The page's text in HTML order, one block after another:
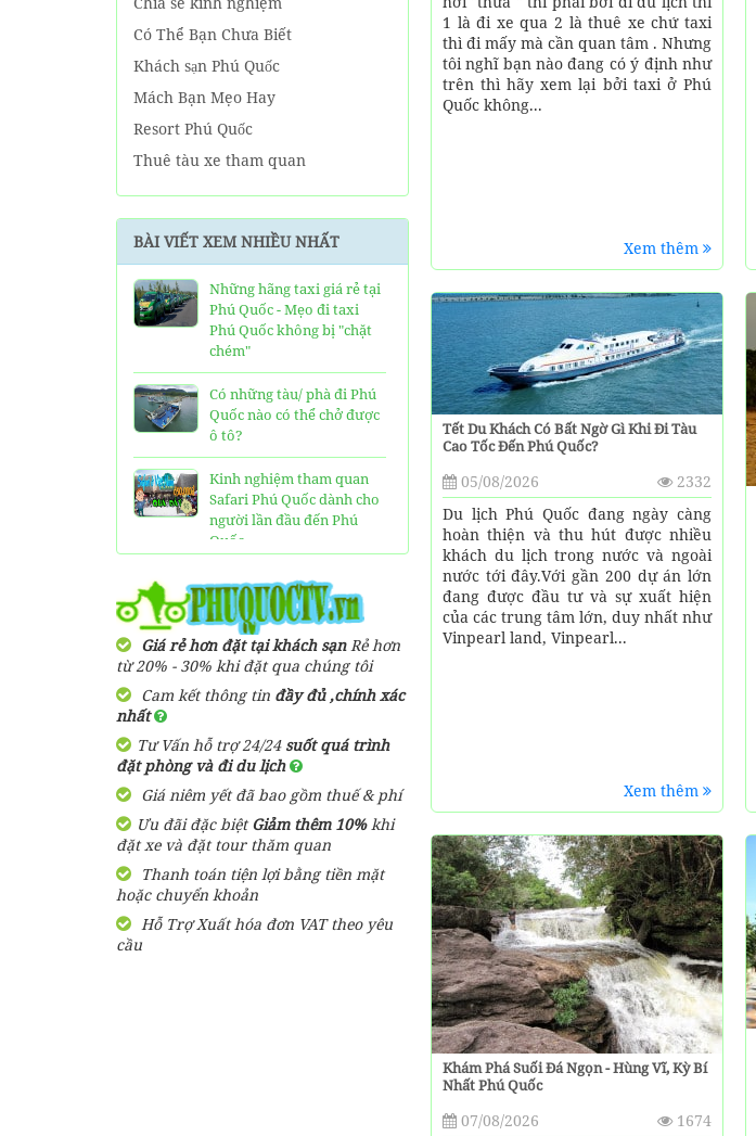
Có Thể Bạn Chưa Biết
Khách sạn Phú Quốc
Mách Bạn Mẹo Hay
Resort Phú Quốc
Thuê tàu xe tham quan
Tin tức Phú Quốc
Về tour Phú Quốc hàng ngày
Về Tour Phú Quốc Trọn Gói
BÀI VIẾT XEM NHIỀU NHẤT
Những hãng taxi giá rẻ tại
Phú Quốc - Mẹo đi taxi
Phú Quốc không bị "chặt
chém"
Có những tàu/ phà đi Phú
Quốc nào có thể chở được
ô tô?
Kinh nghiệm tham quan
Safari Phú Quốc dành cho
người lần đầu đến Phú
Quốc
Tất tần tật thông tin và
đánh giá về resort JW
Marriott Phú Quốc
Những điều cần biết về xe
bus đi Vinpearl Phú Quốc
chơi Vinwonders và Safari
Kinh Nghiệm "Xương
Máu" Khi Đi Tour 3 Đảo
Phú Quốc
Phà cao tốc Thạnh Thới đi
Phú Quốc mất thời gian
bao lâu?
Tổng hợp các nhà xe đi
Giá rẻ hơn đặt tại khách sạnRẻ hơn
từ 20% - 30% khi đặt qua chúng tôi
Cam kết thông tin đầy đủ ,chính xác
nhất
Tư Vấn hỗ trợ 24/24 suốt quá trình
đặt phòng và đi du lịch
Giá niêm yết đã bao gồm thuế & phí
Ưu đãi đặc biệtGiảm thêm 10%khi
đặt xe và đặt tour thăm quan
Thanh toán tiện lợi bằng tiền mặt
hoặc chuyển khoản
Hỗ Trợ Xuất hóa đơn VAT theo yêu
cầu
1 là đi xe qua 2 là thuê xe chứ taxi
thì đi mấy mà cần quan tâm . Nhưng
tôi nghĩ bạn nào đang có ý định như
trên thì hãy xem lại bởi taxi ở Phú
Quốc không...
Xem thêm
Tết Du Khách Có Bất Ngờ Gì Khi Đi Tàu
Cao Tốc Đến Phú Quốc?
05/08/2026
2332
Du lịch Phú Quốc đang ngày càng
hoàn thiện và thu hút được nhiều
khách du lịch trong nước và ngoài
nước tới đây.Với gần 200 dự án lớn
đang được đầu tư và sự xuất hiện
của các trung tâm lớn, duy nhất như
Vinpearl land, Vinpearl...
Xem thêm
Khám Phá Suối Đá Ngọn - Hùng Vĩ, Kỳ Bí
Nhất Phú Quốc
07/08/2026
1674